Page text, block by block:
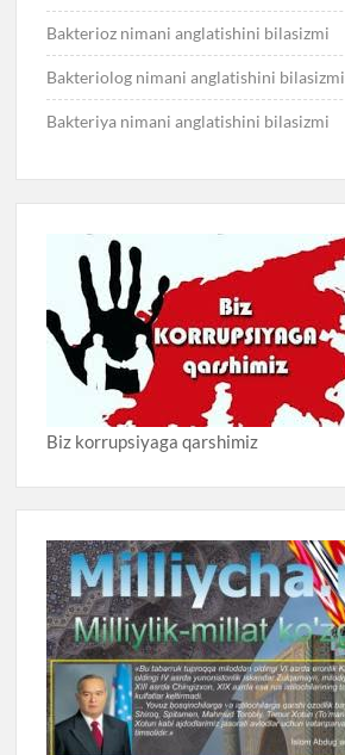
Bakterioz nimani anglatishini bilasizmi
Bakteriolog nimani anglatishini bilasizmi
Bakteriya nimani anglatishini bilasizmi
Biz korrupsiyaga qarshimiz